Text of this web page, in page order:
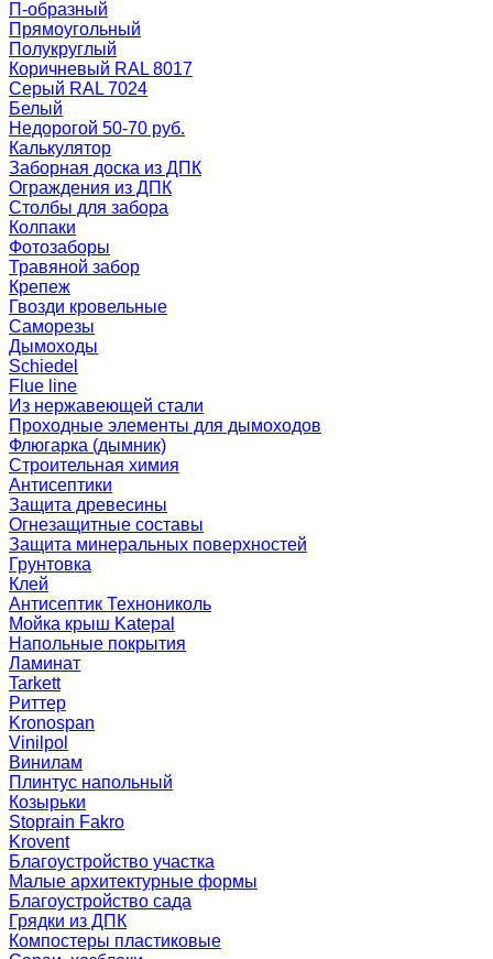
П-образный
Прямоугольный
Полукруглый
Коричневый RAL 8017
Серый RAL 7024
Белый
Недорогой 50-70 руб.
Калькулятор
Заборная доска из ДПК
Ограждения из ДПК
Столбы для забора
Колпаки
Фотозаборы
Травяной забор
Крепеж
Гвозди кровельные
Саморезы
Дымоходы
Schiedel
Flue line
Из нержавеющей стали
Проходные элементы для дымоходов
Флюгарка (дымник)
Строительная химия
Антисептики
Защита древесины
Огнезащитные составы
Защита минеральных поверхностей
Грунтовка
Клей
Антисептик Технониколь
Мойка крыш Katepal
Напольные покрытия
Ламинат
Tarkett
Риттер
Kronospan
Vinilpol
Винилам
Плинтус напольный
Козырьки
Stoprain Fakro
Krovent
Благоустройство участка
Малые архитектурные формы
Благоустройство сада
Грядки из ДПК
Компостеры пластиковые